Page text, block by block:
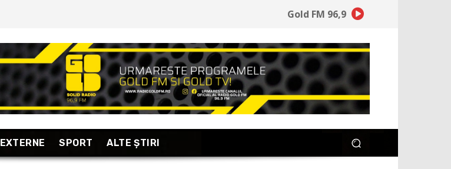
Gold FM 96,9
EXTERNE SPORT ALTE ŞTIRI